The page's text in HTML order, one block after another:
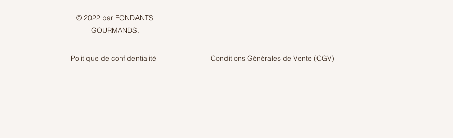
© 2022 par FONDANTS
GOURMANDS.
Politique de confidentialité Conditions Générales de Vente (CGV)